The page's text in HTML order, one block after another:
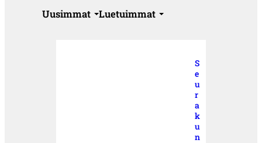
Uusimmat Luetuimmat
S
e
u
r
a
k
u
n